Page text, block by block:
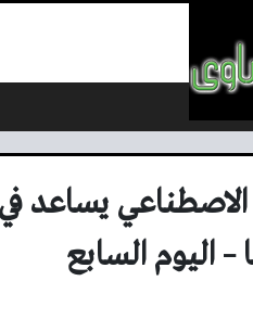
الاصطناعي يساعد
– اليوم السابع